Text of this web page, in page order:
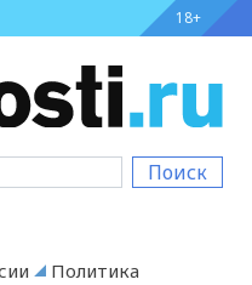
18+
Поиск
Политика